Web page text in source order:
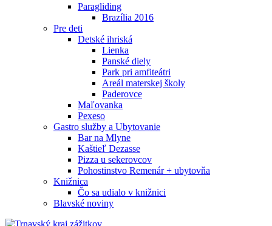
Paragliding
Brazília 2016
Pre deti
Detské ihriská
Lienka
Panské diely
Park pri amfiteátri
Areál materskej školy
Paderovce
Maľovanka
Pexeso
Gastro služby a Ubytovanie
Bar na Mlyne
Kaštieľ Dezasse
Pizza u sekerovcov
Pohostinstvo Remenár + ubytovňa
Knižnica
Čo sa udialo v knižnici
Blavské noviny